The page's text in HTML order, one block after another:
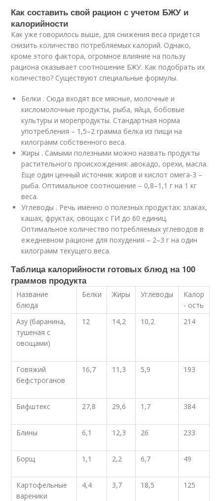
Как составить свой рацион с учетом БЖУ и
калорийности
Как уже говорилось выше, для снижения веса придется
снизить количество потребляемых калорий. Однако,
кроме этого фактора, огромное влияние на пользу
рациона оказывает соотношение БЖУ. Как подобрать их
количество? Существуют специальные формулы.
Белки . Сюда входят все мясные, молочные и
кисломолочные продукты, рыба, яйца, бобовые
культуры и морепродукты. Стандартная норма
употребления – 1,5–2 грамма белка из пищи на
килограмм собственного веса.
Жиры . Самыми полезными можно назвать продукты
растительного происхождения: авокадо, орехи, масла.
Еще один ценный источник жиров и кислот омега-3 –
рыба. Оптимальное соотношение – 0,8–1,1 г на 1 кг
веса.
Углеводы . Речь именно о полезных продуктах: злаках,
кашах, фруктах, овощах с ГИ до 60 единиц.
Оптимальное количество потребляемых углеводов в
ежедневном рационе для похудения – 2–3 г на один
килограмм текущего веса.
Таблица калорийности готовых блюд на 100
граммов продукта
Название
блюда
Белки Жиры Углеводы
Калор
- ость
Азу (баранина,
тушеная с
овощами)
12 14,2 10,2 214
Говяжий
бефстроганов
16,7 11,3 5,9 193
Бифштекс 27,8 29,6 1,7 384
Блины 6,1 12,3 26 233
Борщ 1,1 2,2 6,7 49
Картофельные
вареники
4,4 3,7 18,5 125